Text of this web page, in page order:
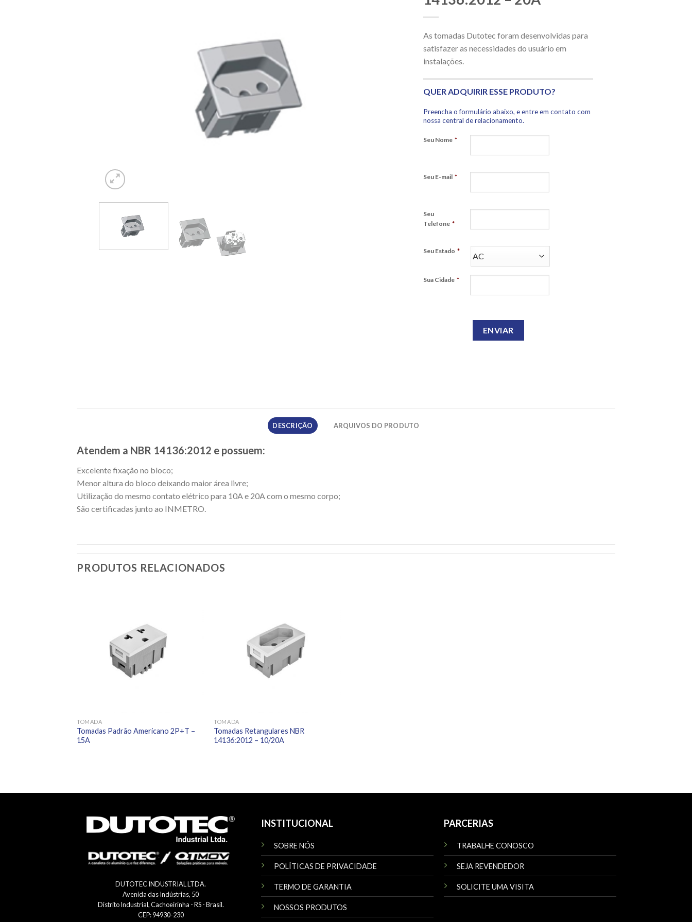
As tomadas Dutotec foram desenvolvidas para
satisfazer as necessidades do usuário em
instalações.
QUER ADQUIRIR ESSE PRODUTO?
Preencha o formulário abaixo, e entre em contato com
nossa central de relacionamento.
Seu Nome *
Seu E-mail *
Seu
Telefone *
Seu Estado *
Sua Cidade *
DESCRIÇÃO ARQUIVOS DO PRODUTO
Atendem a NBR 14136:2012 e possuem:
Excelente fixação no bloco;
Menor altura do bloco deixando maior área livre;
Utilização do mesmo contato elétrico para 10A e 20A com o mesmo corpo;
São certificadas junto ao INMETRO.
PRODUTOS RELACIONADOS
TOMADA
Tomadas Padrão Americano 2P+T –
15A
TOMADA
Tomadas Retangulares NBR
14136:2012 – 10/20A
DUTOTEC INDUSTRIAL LTDA.
Avenida das Indústrias, 50
Distrito Industrial, Cachoeirinha - RS - Brasil.
CEP: 94930-230
INSTITUCIONAL
SOBRE NÓS
POLÍTICAS DE PRIVACIDADE
TERMO DE GARANTIA
NOSSOS PRODUTOS
PARCERIAS
TRABALHE CONOSCO
SEJA REVENDEDOR
SOLICITE UMA VISITA